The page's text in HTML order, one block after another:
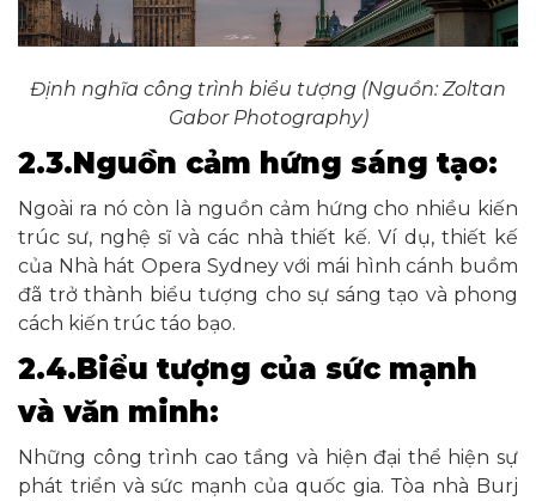
Định nghĩa công trình biểu tượng (Nguồn: Zoltan
Gabor Photography)
2.3.Nguồn cảm hứng sáng tạo:
Ngoài ra nó còn là nguồn cảm hứng cho nhiều kiến
trúc sư, nghệ sĩ và các nhà thiết kế. Ví dụ, thiết kế
của Nhà hát Opera Sydney với mái hình cánh buồm
đã trở thành biểu tượng cho sự sáng tạo và phong
cách kiến trúc táo bạo.
2.4.Biểu tượng của sức mạnh
và văn minh:
Những công trình cao tầng và hiện đại thể hiện sự
phát triển và sức mạnh của quốc gia. Tòa nhà Burj